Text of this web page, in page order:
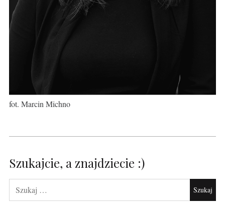
fot. Marcin Michno
Szukajcie, a znajdziecie :)